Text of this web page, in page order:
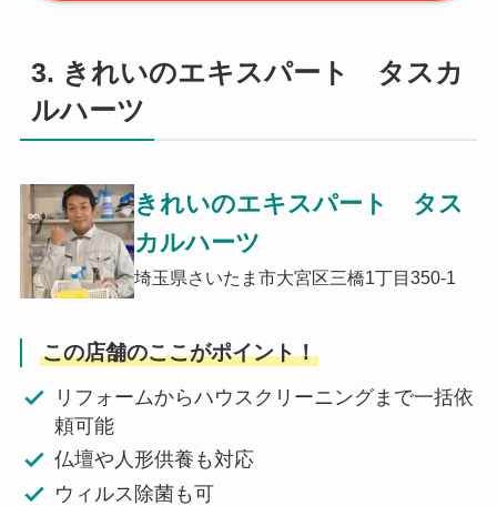
3. きれいのエキスパート タスカ
ルハーツ
きれいのエキスパート タス
カルハーツ
埼玉県さいたま市大宮区三橋1丁目350-1
この店舗のここがポイント！
リフォームからハウスクリーニングまで一括依
頼可能
仏壇や人形供養も対応
ウィルス除菌も可